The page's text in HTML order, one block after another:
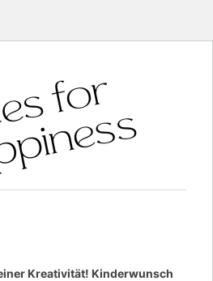
Kreativität! Kinderwunsch